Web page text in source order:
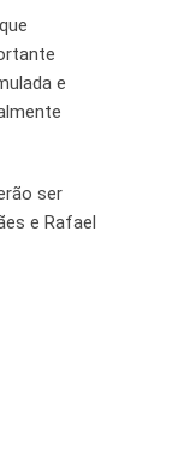
e
ser
e Rafael